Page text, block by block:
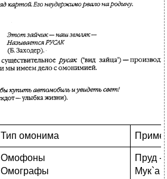
Тип омонима
Омофоны
Омографы
Пруд -
Мук`а